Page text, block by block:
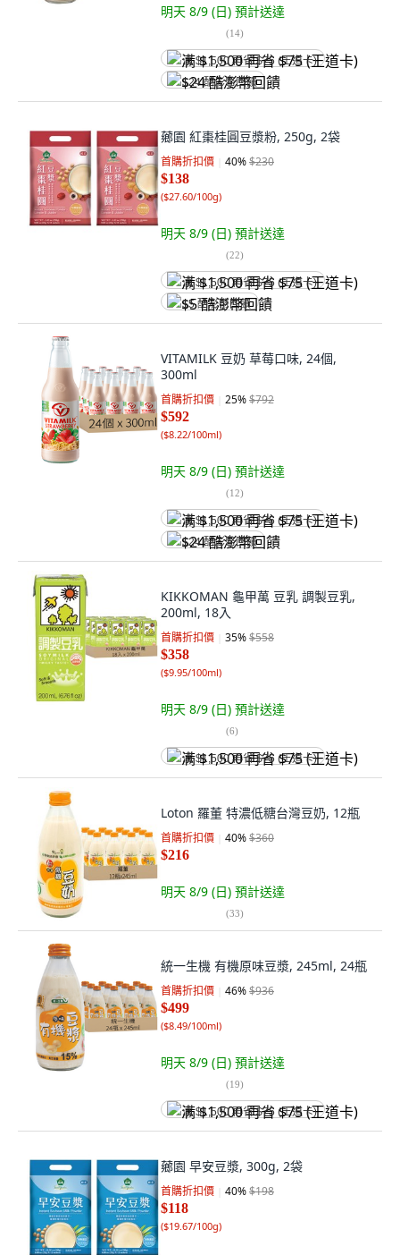
明天 8/9 (日) 預計送達
(14)
满 $1,500 再省 $75 (王道卡)
$24 酷澎幣回饋
薌園 紅棗桂圓豆漿粉, 250g, 2袋
首購折扣價 40%$230
$138
($27.60/100g)
明天 8/9 (日) 預計送達
(22)
满 $1,500 再省 $75 (王道卡)
$5 酷澎幣回饋
VITAMILK 豆奶 草莓口味, 24個,
300ml
首購折扣價 25%$792
$592
($8.22/100ml)
明天 8/9 (日) 預計送達
(12)
满 $1,500 再省 $75 (王道卡)
$24 酷澎幣回饋
KIKKOMAN 龜甲萬 豆乳 調製豆乳,
200ml, 18入
首購折扣價 35%$558
$358
($9.95/100ml)
明天 8/9 (日) 預計送達
(6)
满 $1,500 再省 $75 (王道卡)
Loton 羅董 特濃低糖台灣豆奶, 12瓶
首購折扣價 40%$360
$216
明天 8/9 (日) 預計送達
(33)
統一生機 有機原味豆漿, 245ml, 24瓶
首購折扣價 46%$936
$499
($8.49/100ml)
明天 8/9 (日) 預計送達
(19)
满 $1,500 再省 $75 (王道卡)
薌園 早安豆漿, 300g, 2袋
首購折扣價 40%$198
$118
($19.67/100g)